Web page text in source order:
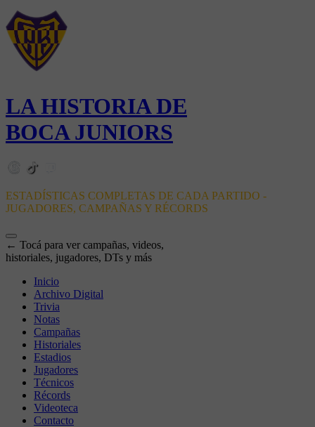
LA HISTORIA DE
BOCA JUNIORS
ESTADÍSTICAS COMPLETAS DE CADA PARTIDO -
JUGADORES, CAMPAÑAS Y RÉCORDS
← Tocá para ver campañas, videos,
historiales, jugadores, DTs y más
Inicio
Archivo Digital
Trivia
Notas
Campañas
Historiales
Estadios
Jugadores
Técnicos
Récords
Videoteca
Contacto